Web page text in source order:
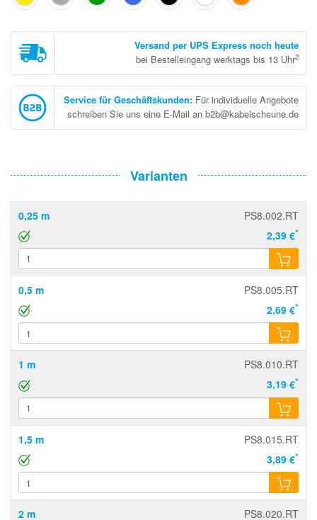
Versand per UPS Express noch heute
bei Bestelleingang werktags bis 13 Uhr2
Service für Geschäftskunden: Für individuelle Angebote
schreiben Sie uns eine E-Mail an b2b@kabelscheune.de
Varianten
0,25 m
PS8.002.RT
2,39 €*
0,5 m
PS8.005.RT
2,69 €*
1 m
PS8.010.RT
3,19 €*
1,5 m
PS8.015.RT
3,89 €*
2 m
PS8.020.RT